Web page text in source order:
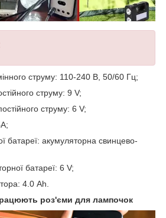
струму: 110-240 В, 50/60 Гц;
струму: 9 V;
струму: 6 V;
батареї: акумуляторна свинцево-
батареї: 6 V;
4.0 Ah.
роз'єми для лампочок